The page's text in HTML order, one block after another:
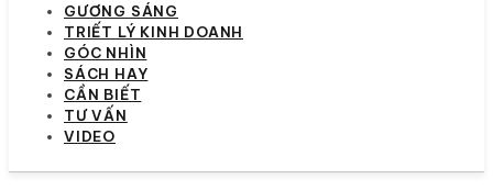
GƯƠNG SÁNG
TRIẾT LÝ KINH DOANH
GÓC NHÌN
SÁCH HAY
CẦN BIẾT
TƯ VẤN
VIDEO